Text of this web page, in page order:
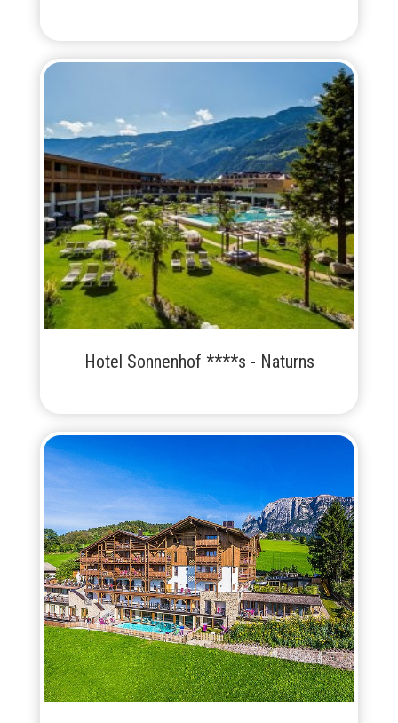
Hotel Sonnenhof ****s - Naturns